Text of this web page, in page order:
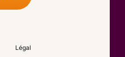
Légal